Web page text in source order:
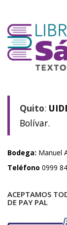
Quito:
Bolívar.
Bodega: Manuel
Teléfono 0999
ACEPTAMOS
DE PAY PAL